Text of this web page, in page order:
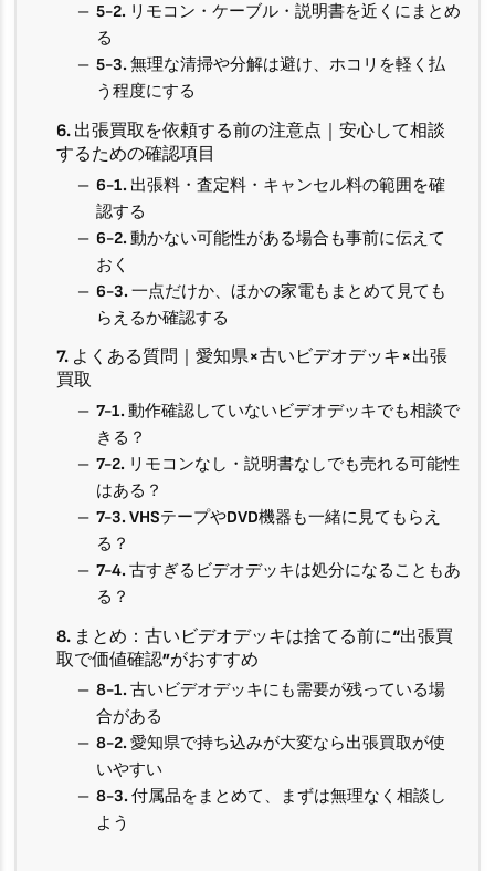
5-2. リモコン・ケーブル・説明書を近くにまとめ
る
5-3. 無理な清掃や分解は避け、ホコリを軽く払
う程度にする
6. 出張買取を依頼する前の注意点｜安心して相談
するための確認項目
6-1. 出張料・査定料・キャンセル料の範囲を確
認する
6-2. 動かない可能性がある場合も事前に伝えて
おく
6-3. 一点だけか、ほかの家電もまとめて見ても
らえるか確認する
7. よくある質問｜愛知県×古いビデオデッキ×出張
買取
7-1. 動作確認していないビデオデッキでも相談で
きる？
7-2. リモコンなし・説明書なしでも売れる可能性
はある？
7-3. VHSテープやDVD機器も一緒に見てもらえ
る？
7-4. 古すぎるビデオデッキは処分になることもあ
る？
8. まとめ：古いビデオデッキは捨てる前に“出張買
取で価値確認”がおすすめ
8-1. 古いビデオデッキにも需要が残っている場
合がある
8-2. 愛知県で持ち込みが大変なら出張買取が使
いやすい
8-3. 付属品をまとめて、まずは無理なく相談し
よう